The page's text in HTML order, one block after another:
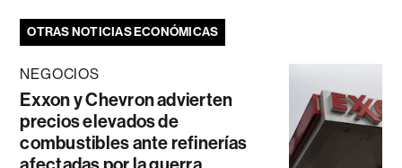
OTRAS NOTICIAS ECONÓMICAS
NEGOCIOS
Exxon y Chevron advierten
precios elevados de
combustibles ante refinerías